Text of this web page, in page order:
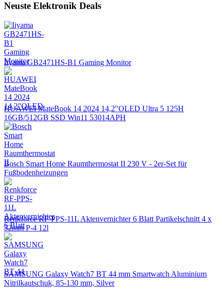
Neuste Elektronik Deals
Iiyama GB2471HS-B1 Gaming Monitor
HUAWEI MateBook 14 2024 14,2"OLED Ultra 5 125H
16GB/512GB SSD Win11 53014APH
Bosch Smart Home Raumthermostat II 230 V - 2er-Set für
Fußbodenheizungen
Renkforce RF-PPS-11L Aktenvernichter 6 Blatt Partikelschnitt 4 x
32mm P-4 12l
SAMSUNG Galaxy Watch7 BT 44 mm Smartwatch Aluminium
Nitrilkautschuk, 85-130 mm, Silver